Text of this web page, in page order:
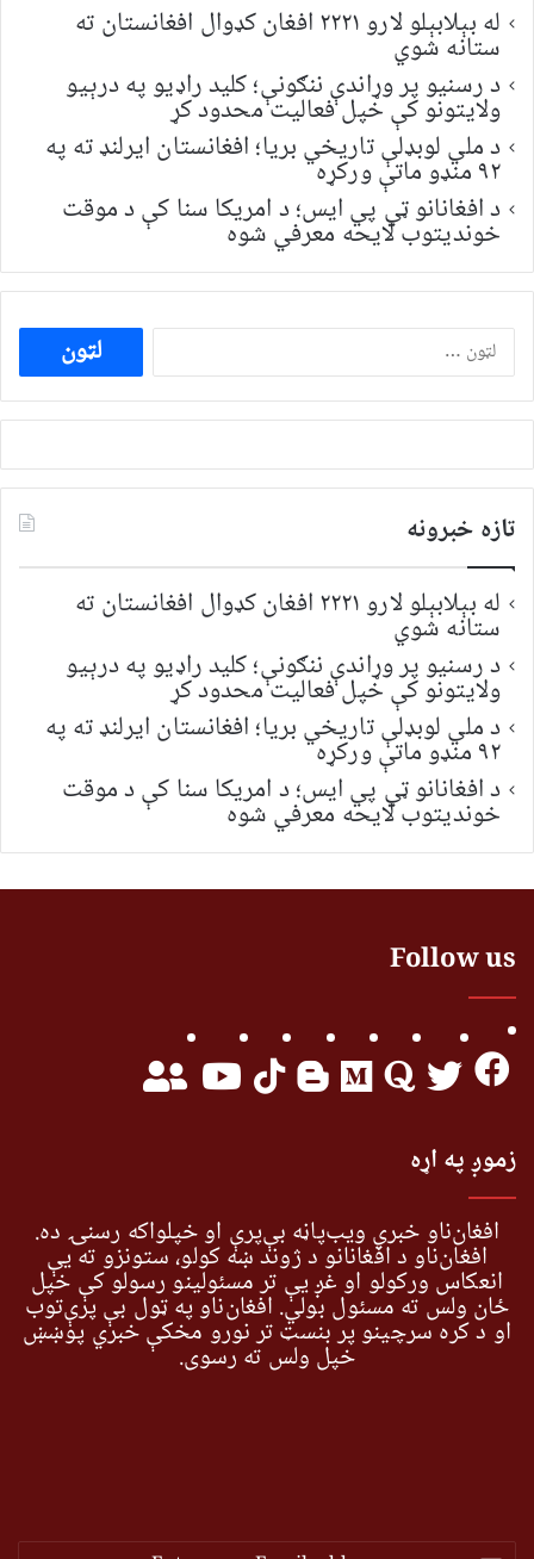
له بېلابېلو لارو ۲۲۲۱ افغان کډوال افغانستان ته
ستانه شوي
د رسنیو پر وړاندې ننګونې؛ کلید راډیو په درېیو
ولایتونو کې خپل فعالیت محدود کړ
د ملي لوبډلې تاریخي بریا؛ افغانستان ایرلنډ ته په
۹۲ منډو ماتې ورکړه
د افغانانو ټي پي ایس؛ د امریکا سنا کې د موقت
خونديتوب لایحه معرفي شوه
ددی
لپاره
لټون:
تازه خبرونه
له بېلابېلو لارو ۲۲۲۱ افغان کډوال افغانستان ته
ستانه شوي
د رسنیو پر وړاندې ننګونې؛ کلید راډیو په درېیو
ولایتونو کې خپل فعالیت محدود کړ
د ملي لوبډلې تاریخي بریا؛ افغانستان ایرلنډ ته په
۹۲ منډو ماتې ورکړه
د افغانانو ټي پي ایس؛ د امریکا سنا کې د موقت
خونديتوب لایحه معرفي شوه
Follow us
زموږ په اړه
افغان‌ناو خبري ویب‌پاڼه بې‌پرې او خپلواکه رسنۍ ده.
افغان‌ناو د افغانانو د ژوند ښه کولو، ستونزو ته یې
انعکاس ورکولو او غږ یې تر مسئولینو رسولو کې خپل
ځان ولس ته مسئول بولي. افغان‌ناو په ټول بې پرې‌توب
او د کره سرچینو پر بنسټ تر نورو مخکې خبري پوښښ
خپل ولس ته رسوي.